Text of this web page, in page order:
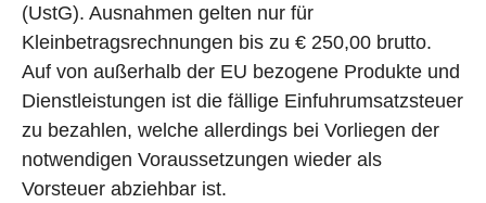
(UstG). Ausnahmen gelten nur für
Kleinbetragsrechnungen bis zu € 250,00 brutto.
Auf von außerhalb der EU bezogene Produkte und
Dienstleistungen ist die fällige Einfuhrumsatzsteuer
zu bezahlen, welche allerdings bei Vorliegen der
notwendigen Voraussetzungen wieder als
Vorsteuer abziehbar ist.